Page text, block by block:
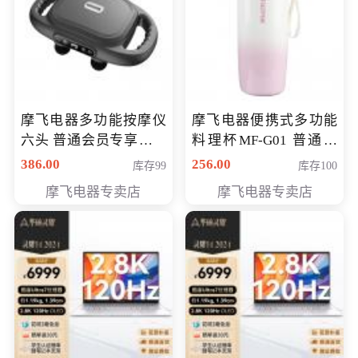
摩飞电器多功能按摩仪
六头 普通会员专享价格
199元
386.00 库存99
摩飞电器专卖店
摩飞电器便携式多功能
料理杯MF-G01 普通会
员专享价格128元
256.00 库存100
摩飞电器专卖店